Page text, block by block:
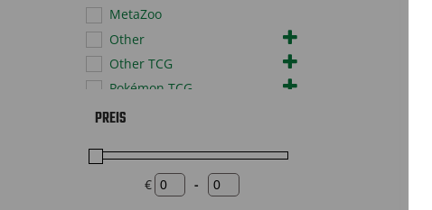
MetaZoo
Other
Other TCG
Pokémon TCG
Sonstiges
Supplies
PREIS
€ Minimum Price
-
Maximum Price